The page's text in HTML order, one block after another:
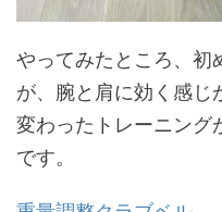
やってみたところ、初
が、腕と肩に効く感じ
変わったトレーニング
です。